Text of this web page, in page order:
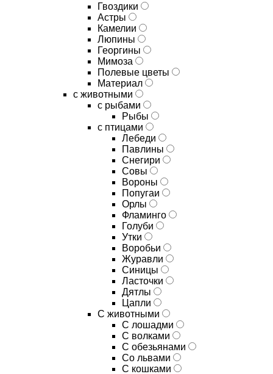
Гвоздики
Астры
Камелии
Люпины
Георгины
Мимоза
Полевые цветы
Материал
с животными
с рыбами
Рыбы
с птицами
Лебеди
Павлины
Снегири
Совы
Вороны
Попугаи
Орлы
Фламинго
Голуби
Утки
Воробьи
Журавли
Синицы
Ласточки
Дятлы
Цапли
С животными
С лошадми
С волками
С обезьянами
Со львами
С кошками